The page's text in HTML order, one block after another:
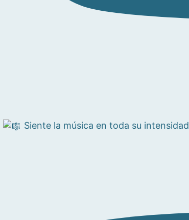
Siente la música en toda su intensidad